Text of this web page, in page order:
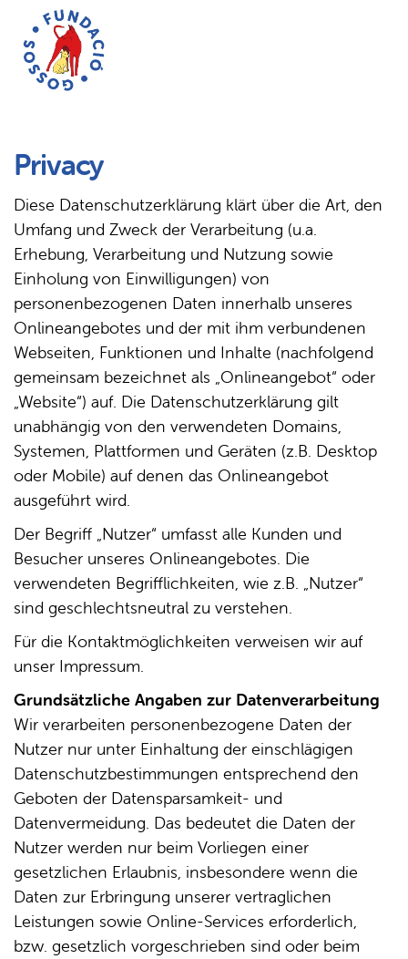
Privacy
Diese Datenschutzerklärung klärt über die Art, den
Umfang und Zweck der Verarbeitung (u.a.
Erhebung, Verarbeitung und Nutzung sowie
Einholung von Einwilligungen) von
personenbezogenen Daten innerhalb unseres
Onlineangebotes und der mit ihm verbundenen
Webseiten, Funktionen und Inhalte (nachfolgend
gemeinsam bezeichnet als „Onlineangebot“ oder
„Website“) auf. Die Datenschutzerklärung gilt
unabhängig von den verwendeten Domains,
Systemen, Plattformen und Geräten (z.B. Desktop
oder Mobile) auf denen das Onlineangebot
ausgeführt wird.
Der Begriff „Nutzer“ umfasst alle Kunden und
Besucher unseres Onlineangebotes. Die
verwendeten Begrifflichkeiten, wie z.B. „Nutzer“
sind geschlechtsneutral zu verstehen.
Für die Kontaktmöglichkeiten verweisen wir auf
unser Impressum.
Grundsätzliche Angaben zur Datenverarbeitung
Wir verarbeiten personenbezogene Daten der
Nutzer nur unter Einhaltung der einschlägigen
Datenschutzbestimmungen entsprechend den
Geboten der Datensparsamkeit- und
Datenvermeidung. Das bedeutet die Daten der
Nutzer werden nur beim Vorliegen einer
gesetzlichen Erlaubnis, insbesondere wenn die
Daten zur Erbringung unserer vertraglichen
Leistungen sowie Online-Services erforderlich,
bzw. gesetzlich vorgeschrieben sind oder beim